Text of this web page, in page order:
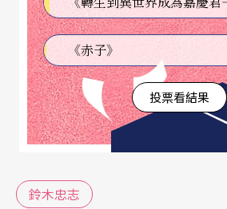
酒神或莎劇或貝克特
在日本身體衝擊西方經典現前
我們屏息，流汗，喘氣，血液沸騰
我們將經歷細胞震顫暗黑存在無
《赤子》
投票看結果
鈴木忠志